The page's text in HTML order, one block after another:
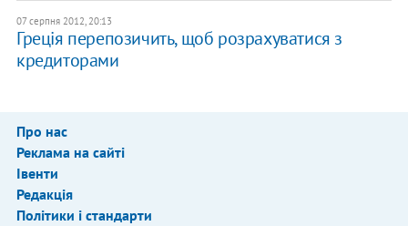
07 серпня 2012, 20:13
Греція перепозичить, щоб розрахуватися з
кредиторами
Про нас
Реклама на сайті
Івенти
Редакція
Політики і стандарти